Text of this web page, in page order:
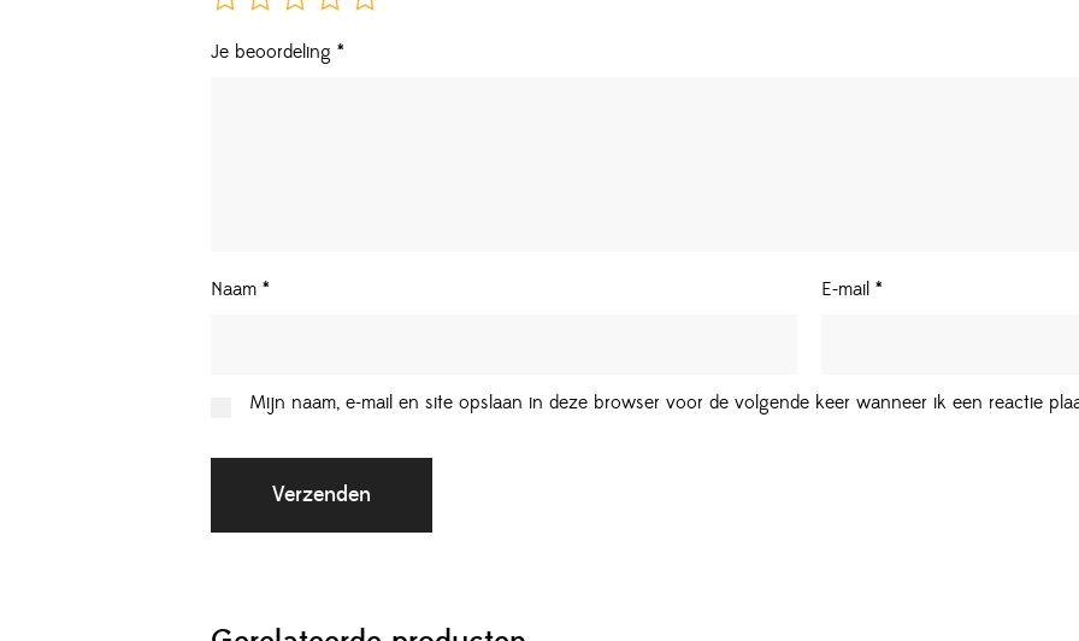
Je beoordeling *
Naam * E-mail *
Mijn naam, e-mail en site opslaan in deze browser voor de volgende keer wanneer ik een reactie